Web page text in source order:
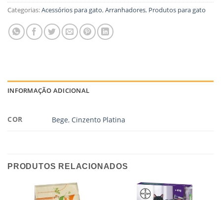
Categorias:Acessórios para gato,Arranhadores, Produtos para gato
INFORMAÇÃO ADICIONAL
COR Bege, Cinzento Platina
PRODUTOS RELACIONADOS